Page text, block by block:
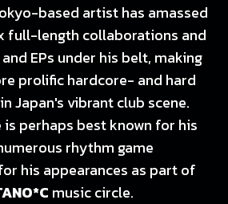
based artist has amassed
full-length collaborations and
EPs under his belt, making
prolific hardcore- and hard
Japan's vibrant club scene.
perhaps best known for his
rhythm game
his appearances as part of
music circle.